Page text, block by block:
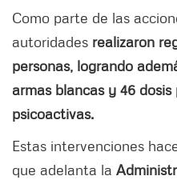
Como parte de las
autoridades realizaron
personas, logrando
armas blancas y 46
psicoactivas.
Estas intervenciones
que adelanta la